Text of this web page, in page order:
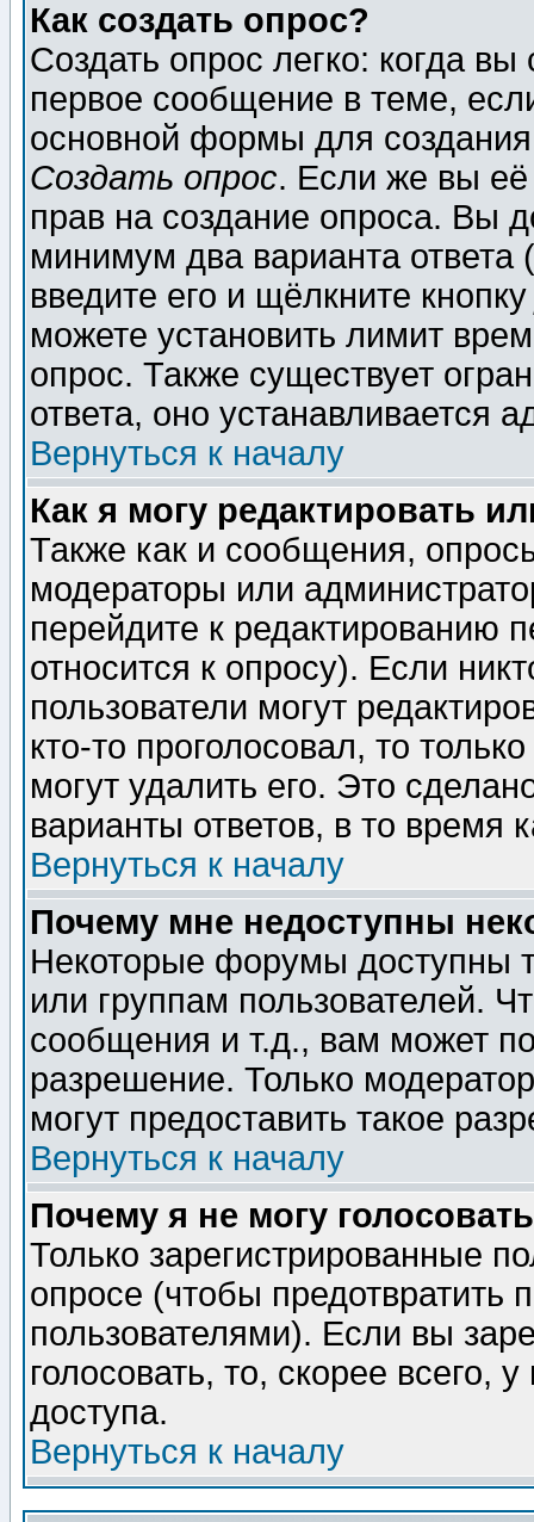
Как создать опрос?
Создать опрос легко: когда
первое сообщение в теме,
основной формы для
Создать опрос. Если же вы её
прав на создание опроса. Вы
минимум два варианта ответа
введите его и щёлкните
можете установить лимит
опрос. Также существует
ответа, оно устанавливается
Вернуться к началу
Как я могу редактировать
Также как и сообщения,
модераторы или
перейдите к редактированию
относится к опросу). Если
пользователи могут
кто-то проголосовал, то
могут удалить его. Это
варианты ответов, в то время
Вернуться к началу
Почему мне недоступны
Некоторые форумы доступны
или группам пользователей.
сообщения и т.д., вам может
разрешение. Только
могут предоставить такое
Вернуться к началу
Почему я не могу
Только зарегистрированные
опросе (чтобы предотвратить
пользователями). Если вы
голосовать, то, скорее всего,
доступа.
Вернуться к началу